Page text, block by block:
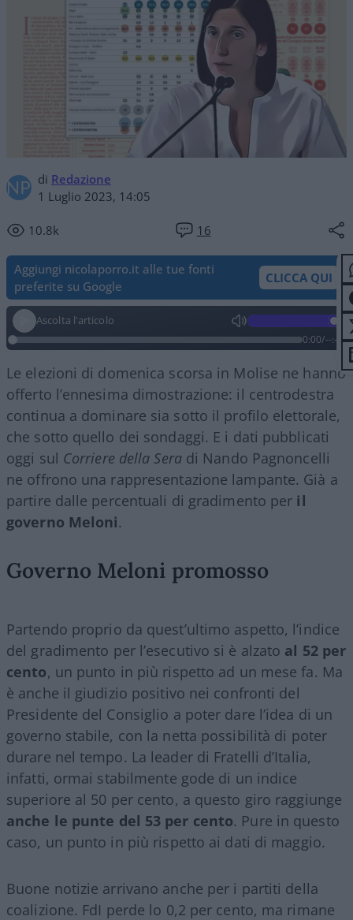
di Redazione
1 Luglio 2023, 14:05
10.8k 16
Aggiungi nicolaporro.it alle tue fonti
preferite su Google
CLICCA QUI
Ascolta l'articolo
0:00/--:--
Le elezioni di domenica scorsa in Molise ne hanno
offerto l’ennesima dimostrazione: il centrodestra
continua a dominare sia sotto il profilo elettorale,
che sotto quello dei sondaggi. E i dati pubblicati
oggi sul Corriere della Seradi Nando Pagnoncelli
ne offrono una rappresentazione lampante. Già a
partire dalle percentuali di gradimento per il
governo Meloni.
Governo Meloni promosso
Partendo proprio da quest’ultimo aspetto, l’indice
del gradimento per l’esecutivo si è alzato al 52 per
cento, un punto in più rispetto ad un mese fa. Ma
è anche il giudizio positivo nei confronti del
Presidente del Consiglio a poter dare l’idea di un
governo stabile, con la netta possibilità di poter
durare nel tempo. La leader di Fratelli d’Italia,
infatti, ormai stabilmente gode di un indice
superiore al 50 per cento, a questo giro raggiunge
anche le punte del 53 per cento. Pure in questo
caso, un punto in più rispetto ai dati di maggio.
Buone notizie arrivano anche per i partiti della
coalizione. FdI perde lo 0,2 per cento, ma rimane